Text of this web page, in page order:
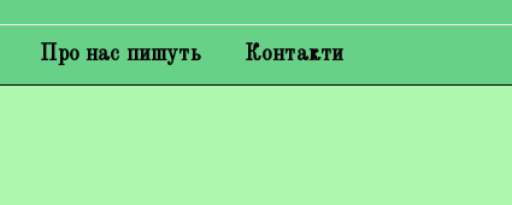
Про нас пишуть Контакти